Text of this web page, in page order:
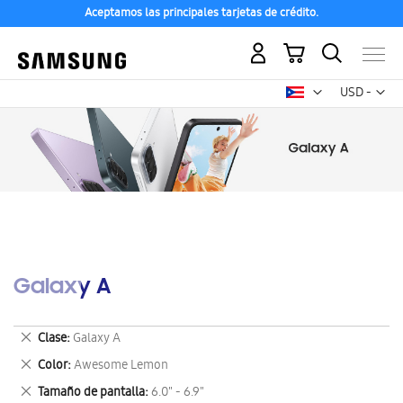
Aceptamos las principales tarjetas de crédito.
USD -
dólar
Mi carrito
Galaxy A
Clase Galaxy A
Eliminar
este
artículo
Color Awesome Lemon
Eliminar
este
Tamaño de pantalla 6.0" - 6.9"
Eliminar